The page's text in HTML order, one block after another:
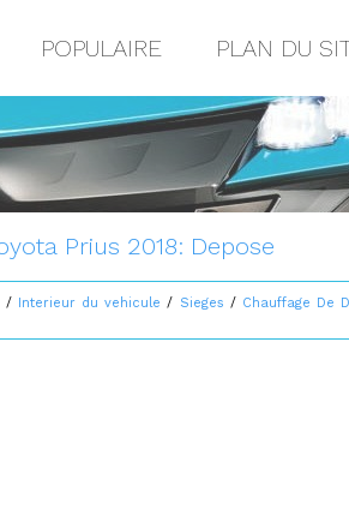
POPULAIRE PLAN DU
Prius 2018: Depose
/ Interieur du vehicule / Sieges / Chauffage De